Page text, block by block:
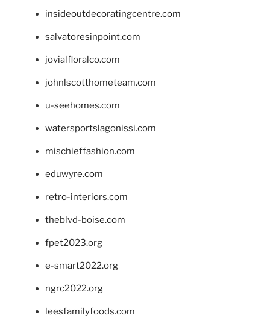
insideoutdecoratingcentre.com
salvatoresinpoint.com
jovialfloralco.com
johnlscotthometeam.com
u-seehomes.com
watersportslagonissi.com
mischieffashion.com
eduwyre.com
retro-interiors.com
theblvd-boise.com
fpet2023.org
e-smart2022.org
ngrc2022.org
leesfamilyfoods.com